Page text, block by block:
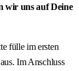
wir uns auf Deine
fülle im ersten
Im Anschluss